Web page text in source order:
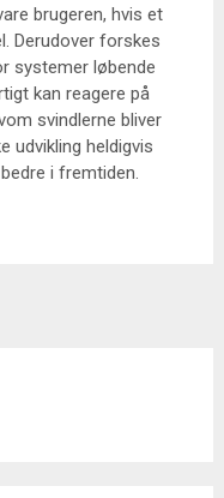
brugeren, hvis et
Derudover forskes
systemer løbende
kan reagere på
svindlerne bliver
udvikling heldigvis
i fremtiden.